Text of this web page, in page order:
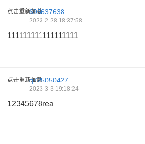
点击重新加载695637638
2023-2-28 18:37:58
111111111111111111
点击重新加载q725050427
2023-3-3 19:18:24
12345678rea